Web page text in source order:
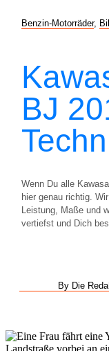
Benzin-Motorräder,
BJ
Wenn Du alle
hier genau richtig.
Leistung, Maße und
vertiefst und Dich
By Die